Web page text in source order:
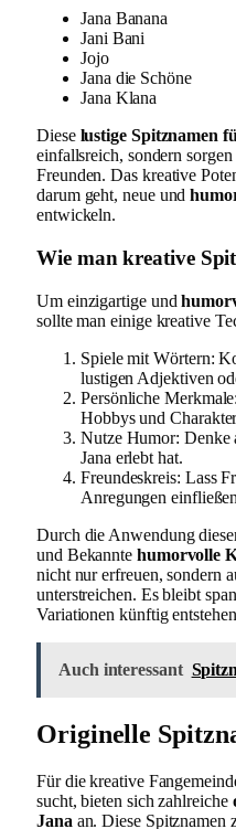
Jana Banana
Jani Bani
Jojo
Jana die Schöne
Jana Klana
Diese lustige Spitznamen
einfallsreich, sondern
Freunden. Das kreative
darum geht, neue und
entwickeln.
Wie man kreative
Um einzigartige und
sollte man einige kreative
Spiele mit Wörtern:
lustigen Adjektiven
Persönliche
Hobbys und
Nutze Humor: Denke
Jana erlebt hat.
Freundeskreis: Lass
Anregungen
Durch die Anwendung
und Bekannte humorvolle
nicht nur erfreuen, sondern
unterstreichen. Es bleibt
Variationen künftig
Auch interessant
Originelle
Für die kreative
sucht, bieten sich zahlreiche
Jana an. Diese Spitznamen